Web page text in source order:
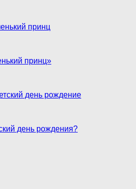
принц»
день рождения?